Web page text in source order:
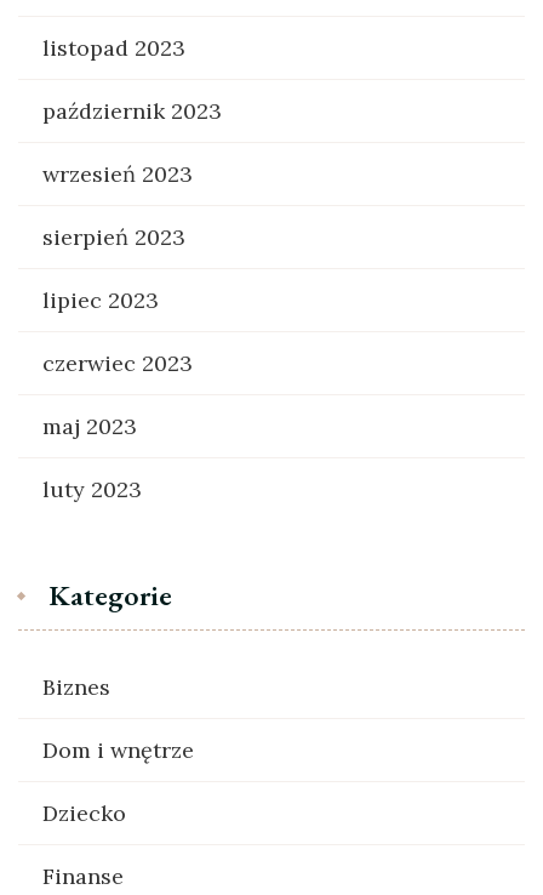
listopad 2023
październik 2023
wrzesień 2023
sierpień 2023
lipiec 2023
czerwiec 2023
maj 2023
luty 2023
Kategorie
Biznes
Dom i wnętrze
Dziecko
Finanse